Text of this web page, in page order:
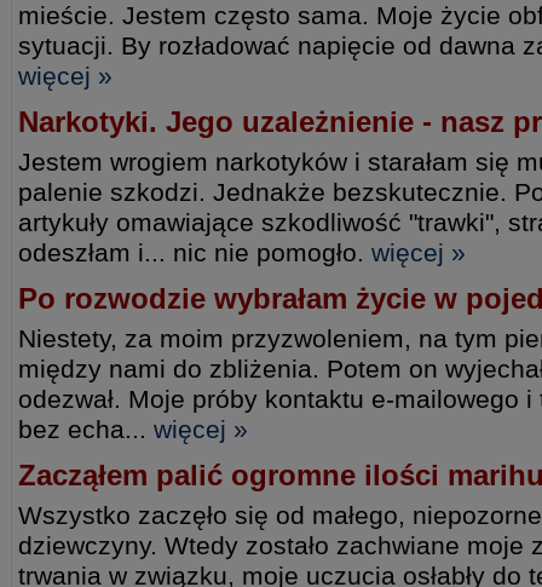
mieście. Jestem często sama. Moje życie
sytuacji. By rozładować napięcie od dawna
więcej »
Narkotyki. Jego uzależnienie - nasz
Jestem wrogiem narkotyków i starałam się
palenie szkodzi. Jednakże bezskutecznie.
artykuły omawiające szkodliwość "trawki",
odeszłam i... nic nie pomogło. więcej »
Po rozwodzie wybrałam życie w
Niestety, za moim przyzwoleniem, na tym
między nami do zbliżenia. Potem on
odezwał. Moje próby kontaktu e-mailowego
bez echa... więcej »
Zacząłem palić ogromne ilości
Wszystko zaczęło się od małego,
dziewczyny. Wtedy zostało zachwiane moje
trwania w związku, moje uczucia osłabły do